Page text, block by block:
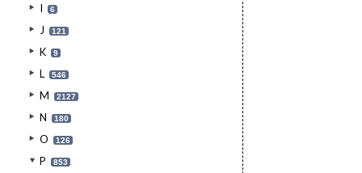
I 6
J 121
K 9
L 546
M 2127
N 180
O 126
P 853